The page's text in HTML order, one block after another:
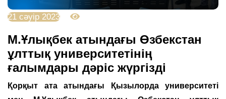
21 сәуір 2023
М.Ұлықбек атындағы Өзбекстан
ұлттық университетінің
ғалымдары дәріс жүргізді
Қорқыт ата атындағы Қызылорда университеті